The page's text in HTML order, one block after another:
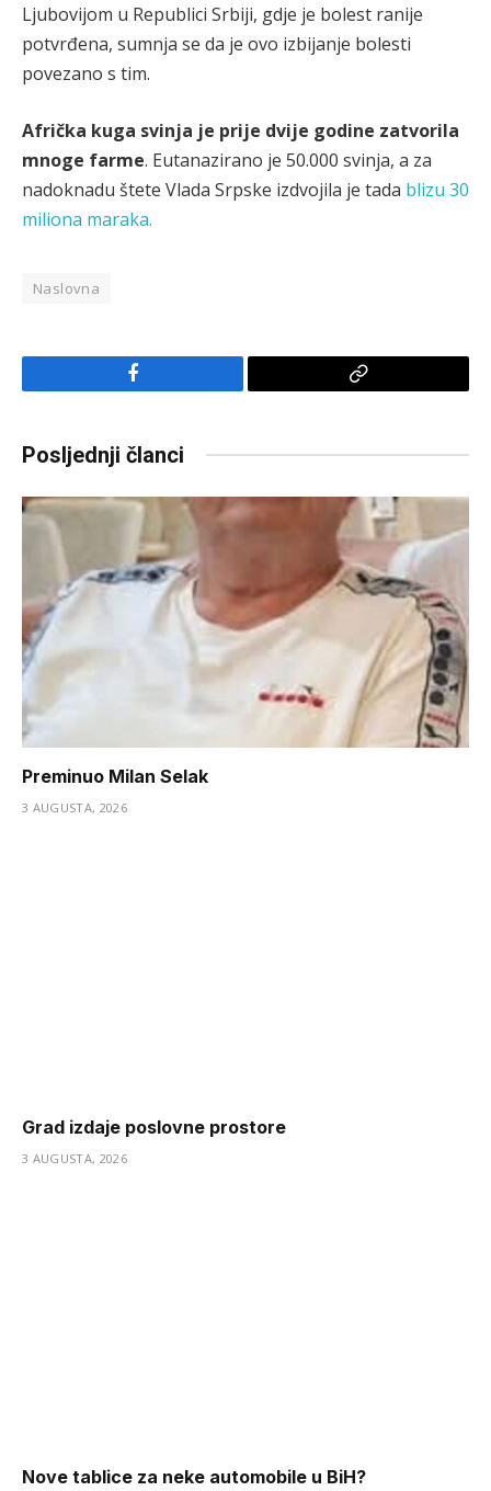
Ljubovijom u Republici Srbiji, gdje je bolest ranije
potvrđena, sumnja se da je ovo izbijanje bolesti
povezano s tim.
Afrička kuga svinja je prije dvije godine zatvorila
mnoge farme. Еutanazirano je 50.000 svinja, a za
nadoknadu štete Vlada Srpske izdvojila je tada blizu 30
miliona maraka.
Naslovna
Facebook
Copy
Posljednji članci
Preminuo Milan Selak
3 AUGUSTA, 2026
Grad izdaje poslovne prostore
3 AUGUSTA, 2026
Nove tablice za neke automobile u BiH?